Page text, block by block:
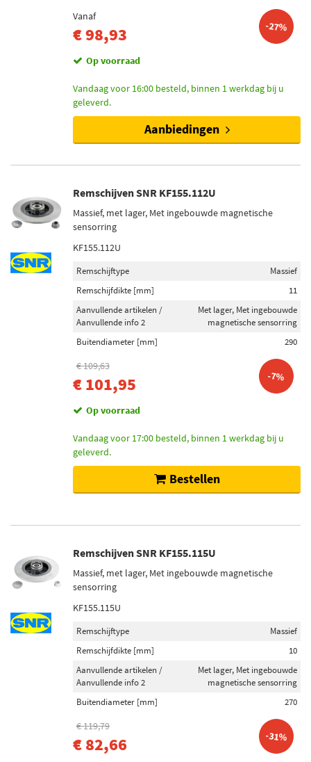
Vanaf
€ 98,93 -27%
Op voorraad
Vandaag voor 16:00 besteld, binnen 1 werkdag bij u
geleverd.
Aanbiedingen
Remschijven SNR KF155.112U
Massief, met lager, Met ingebouwde magnetische
sensorring
KF155.112U
Remschijftype
Massief
Remschijfdikte [mm]
11
Aanvullende artikelen /
Aanvullende info 2
Met lager, Met ingebouwde
magnetische sensorring
Buitendiameter [mm]
290
€ 109,63
€ 101,95 -7%
Op voorraad
Vandaag voor 17:00 besteld, binnen 1 werkdag bij u
geleverd.
Bestellen
Remschijven SNR KF155.115U
Massief, met lager, Met ingebouwde magnetische
sensorring
KF155.115U
Remschijftype
Massief
Remschijfdikte [mm]
10
Aanvullende artikelen /
Aanvullende info 2
Met lager, Met ingebouwde
magnetische sensorring
Buitendiameter [mm]
270
€ 119,79
€ 82,66 -31%